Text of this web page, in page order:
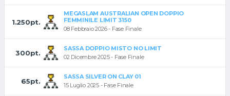
1.250pt.
MEGASLAM AUSTRALIAN OPEN DOPPIO
FEMMINILE LIMIT 3150
08 Febbraio 2026 - Fase Finale
300pt.
SASSA DOPPIO MISTO NO LIMIT
02 Dicembre 2025 - Fase Finale
65pt.
SASSA SILVER ON CLAY 01
15 Luglio 2025 - Fase Finale